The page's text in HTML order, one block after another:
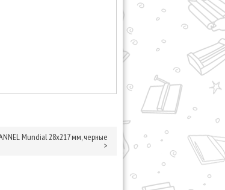
Mundial 28х217 мм, черные
>